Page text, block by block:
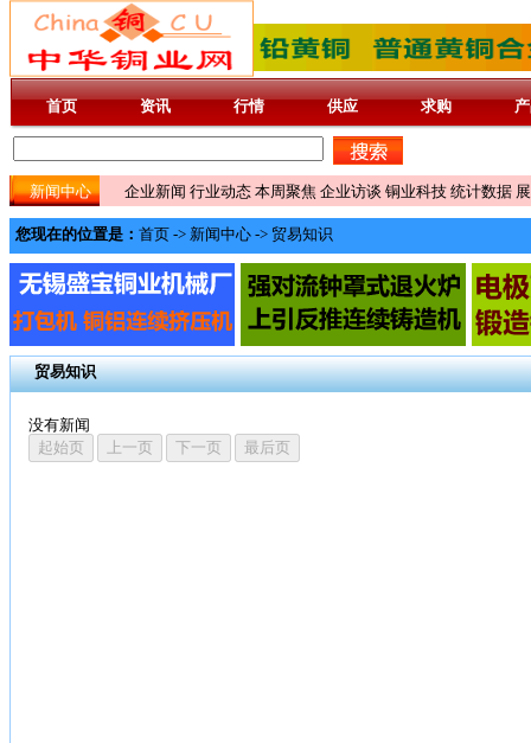
首页 资讯 行情 供应 求购
新闻中心 企业新闻 行业动态 本周聚焦 企业访谈 铜业科技 统计数据
您现在的位置是： 首页 -> 新闻中心 -> 贸易知识
贸易知识
没有新闻